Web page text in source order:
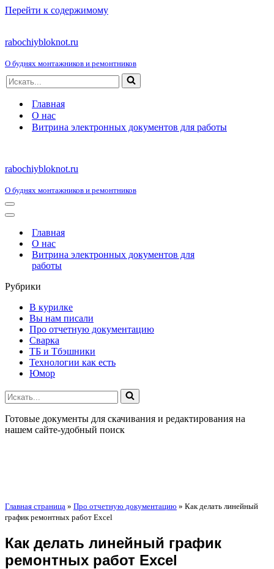
Перейти к содержимому
rabochiybloknot.ru
О буднях монтажников и ремонтников
Искать...
Главная
О нас
Витрина электронных документов для работы
rabochiybloknot.ru
О буднях монтажников и ремонтников
Меню
навигации
Меню
навигацииГлавная
О нас
Витрина электронных документов для
работы
Рубрики
В курилке
Вы нам писали
Про отчетную документацию
Сварка
ТБ и Тбэшники
Технологии как есть
Юмор
Искать...
Готовые документы для скачивания и редактирования на
нашем сайте-удобный поиск
Главная страница » Про отчетную документацию » Как делать линейный
график ремонтных работ Excel
Как делать линейный график
ремонтных работ Excel